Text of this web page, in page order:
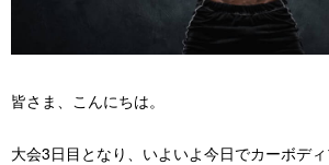
無料体験お申し込み
皆さま、こんにちは。
大会3日目となり、いよいよ今日でカーボディ